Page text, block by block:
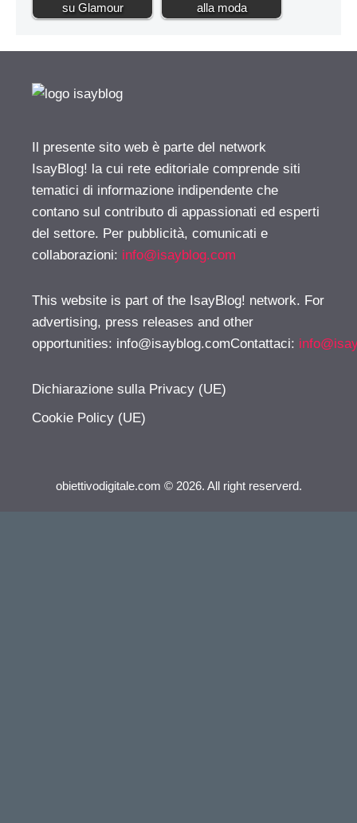
su Glamour
alla moda
Il presente sito web è parte del network
IsayBlog! la cui rete editoriale comprende siti
tematici di informazione indipendente che
contano sul contributo di appassionati ed esperti
del settore. Per pubblicità, comunicati e
collaborazioni: info@isayblog.com
This website is part of the IsayBlog! network. For
advertising, press releases and other
opportunities: info@isayblog.comContattaci:
Dichiarazione sulla Privacy (UE)
Cookie Policy (UE)
obiettivodigitale.com © 2026. All right reserverd.